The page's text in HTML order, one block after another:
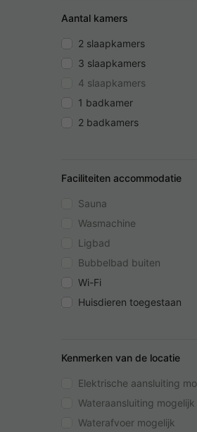
Aantal kamers
2 slaapkamers
3 slaapkamers
4 slaapkamers
1 badkamer
2 badkamers
Faciliteiten accommodatie
Sauna
Wasmachine
Ligbad
Bubbelbad buiten
Wi-Fi
Huisdieren toegestaan
Kenmerken van de locatie
Elektrische aansluiting
Wateraansluiting mogelijk
Waterafvoer mogelijk